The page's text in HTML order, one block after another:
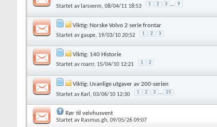
Startet av larsverm, 08/04/11 18:53 1 2 3 ... 9
Viktig: Norske Volvo 2 serie frontar
Startet avgaupe, 19/03/10 20:52 1 2 3
Viktig: 140 Historie
Startet avroarrr, 15/04/10 12:21 1 2
Viktig: Uvanlige utgaver av 200-serien
Startet av Karl , 03/06/10 12:30 1 2 3 ... 25
Rør til veivhusvent
Startet av Rasmus.gh, 09/05/26 09:07